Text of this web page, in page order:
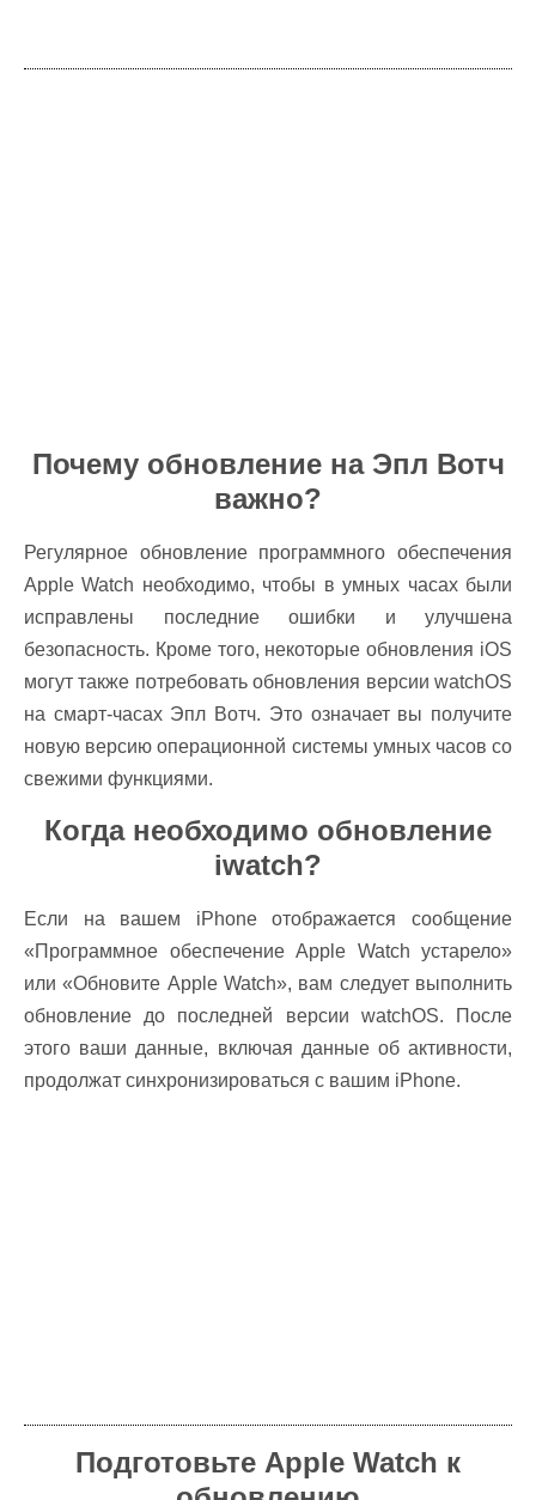
Почему обновление на Эпл Вотч
важно?
Регулярное обновление программного обеспечения
Apple Watch необходимо, чтобы в умных часах были
исправлены последние ошибки и улучшена
безопасность. Кроме того, некоторые обновления iOS
могут также потребовать обновления версии watchOS
на смарт-часах Эпл Вотч. Это означает вы получите
новую версию операционной системы умных часов со
свежими функциями.
Когда необходимо обновление
iwatch?
Если на вашем iPhone отображается сообщение
«Программное обеспечение Apple Watch устарело»
или «Обновите Apple Watch», вам следует выполнить
обновление до последней версии watchOS. После
этого ваши данные, включая данные об активности,
продолжат синхронизироваться с вашим iPhone.
Подготовьте Apple Watch к